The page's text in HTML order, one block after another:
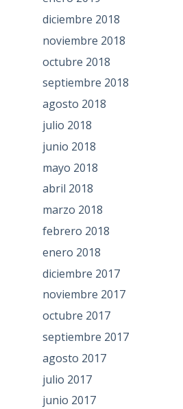
diciembre 2018
noviembre 2018
octubre 2018
septiembre 2018
agosto 2018
julio 2018
junio 2018
mayo 2018
abril 2018
marzo 2018
febrero 2018
enero 2018
diciembre 2017
noviembre 2017
octubre 2017
septiembre 2017
agosto 2017
julio 2017
junio 2017